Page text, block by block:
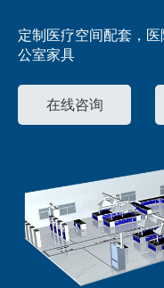
定制医疗空间配套，
公室家具
在线咨询